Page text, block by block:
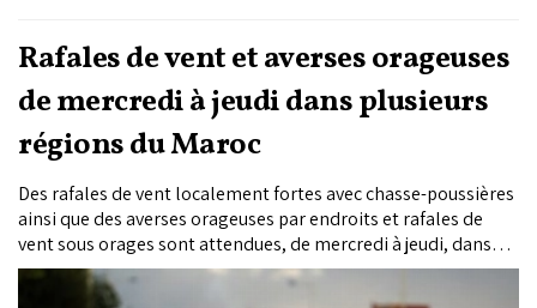
Rafales de vent et averses orageuses
de mercredi à jeudi dans plusieurs
régions du Maroc
Des rafales de vent localement fortes avec chasse-poussières
ainsi que des averses orageuses par endroits et rafales de
vent sous orages sont attendues, de mercredi à jeudi, dans
plusieurs Provinces du Royaume, a annoncé la Direction
générale de la météorologie (DGM).